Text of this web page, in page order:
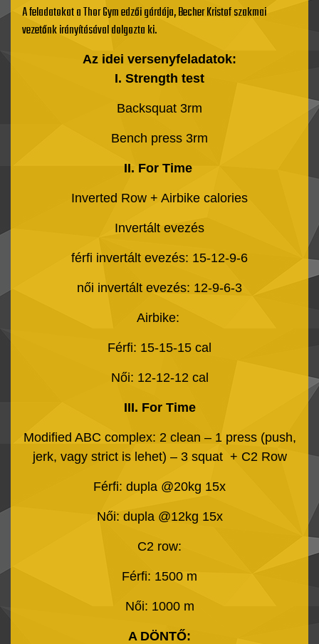
A feladatokat a Thor Gym edzői gárdája, Becher Kristof szakmai
vezetőnk irányításával dolgozta ki.
Az idei versenyfeladatok:
I. Strength test
Backsquat 3rm
Bench press 3rm
II. For Time
Inverted Row + Airbike calories
Invertált evezés
férfi invertált evezés: 15-12-9-6
női invertált evezés: 12-9-6-3
Airbike:
Férfi: 15-15-15 cal
Női: 12-12-12 cal
III. For Time
Modified ABC complex: 2 clean – 1 press (push,
jerk, vagy strict is lehet) – 3 squat + C2 Row
Férfi: dupla @20kg 15x
Női: dupla @12kg 15x
C2 row:
Férfi: 1500 m
Női: 1000 m
A DÖNTŐ: